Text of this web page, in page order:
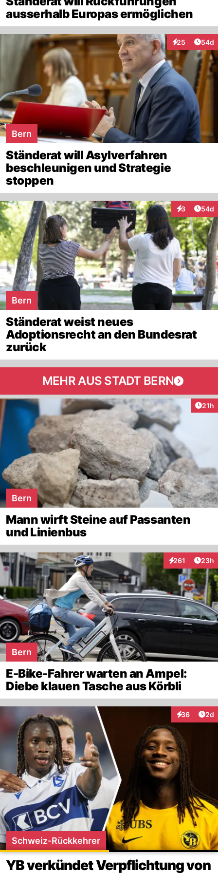
ausserhalb Europas ermöglichen
25
Interaktionen
54d
Bern
Ständerat will Asylverfahren
beschleunigen und Strategie
stoppen
3
Interaktionen
54d
Bern
Ständerat weist neues
Adoptionsrecht an den Bundesrat
zurück
MEHR AUS STADT BERN
21h
Bern
Mann wirft Steine auf Passanten
und Linienbus
261
Interaktionen
23h
Bern
E-Bike-Fahrer warten an Ampel:
Diebe klauen Tasche aus Körbli
36
Interaktionen
2d
Schweiz-Rückkehrer
YB verkündet Verpflichtung von